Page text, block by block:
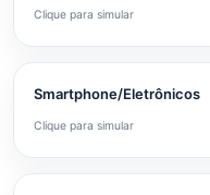
Clique para simular
Smartphone/Eletrônicos
Clique para simular